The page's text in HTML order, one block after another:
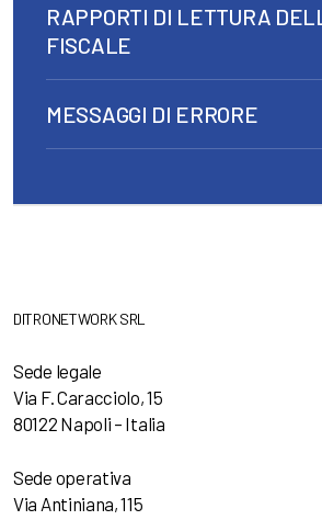
RAPPORTI DI LETTURA
FISCALE
MESSAGGI DI ERRORE
DITRONETWORK SRL
Sede legale
Via F. Caracciolo, 15
80122 Napoli – Italia
Sede operativa
Via Antiniana, 115